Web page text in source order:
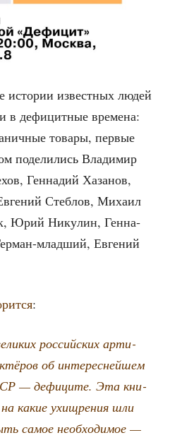
исто­рии извест­ных людей
в дефи­цит­ные вре­ме­на:
това­ры, пер­вые
поде­ли­лись Вла­ди­мир
Ген­на­дий Хаза­нов,
Стеб­лов, Миха­ил
Юрий Нику­лин, Ген­на­
млад­ший, Евге­ний
:
рос­сий­ских арти­
об инте­рес­ней­шем
— дефи­ци­те. Эта кни­
какие ухищ­ре­ния шли
самое необ­хо­ди­мое —